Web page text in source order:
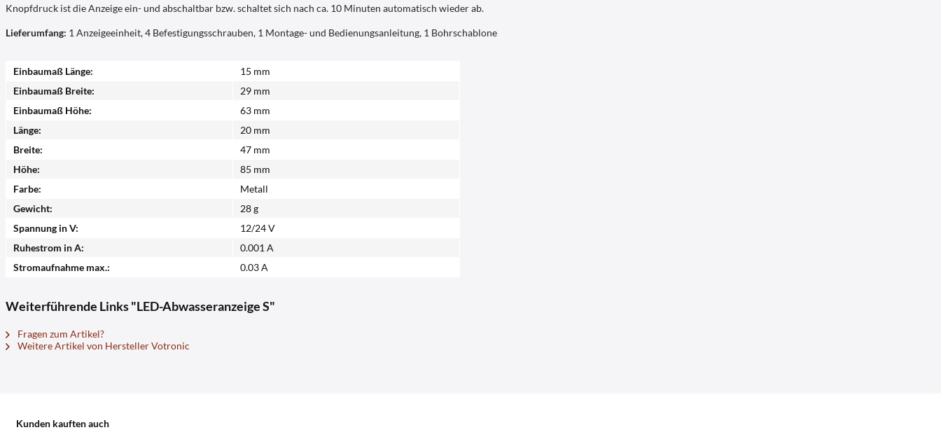
Knopfdruck ist die Anzeige ein- und abschaltbar bzw. schaltet sich nach ca. 10 Minuten automatisch wieder ab.
Lieferumfang: 1 Anzeigeeinheit, 4 Befestigungsschrauben, 1 Montage- und Bedienungsanleitung, 1 Bohrschablone
Einbaumaß Länge:
15 mm
Einbaumaß Breite:
29 mm
Einbaumaß Höhe:
63 mm
Länge:
20 mm
Breite:
47 mm
Höhe:
85 mm
Farbe:
Metall
Gewicht:
28 g
Spannung in V:
12/24 V
Ruhestrom in A:
0.001 A
Stromaufnahme max.:
0.03 A
Weiterführende Links "LED-Abwasseranzeige S"
Fragen zum Artikel?
Weitere Artikel von Hersteller Votronic
Kunden kauften auch